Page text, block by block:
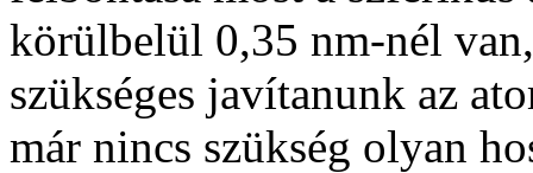
körülbelül 0,35 nm-nél
szükséges javítanunk az
már nincs szükség olyan